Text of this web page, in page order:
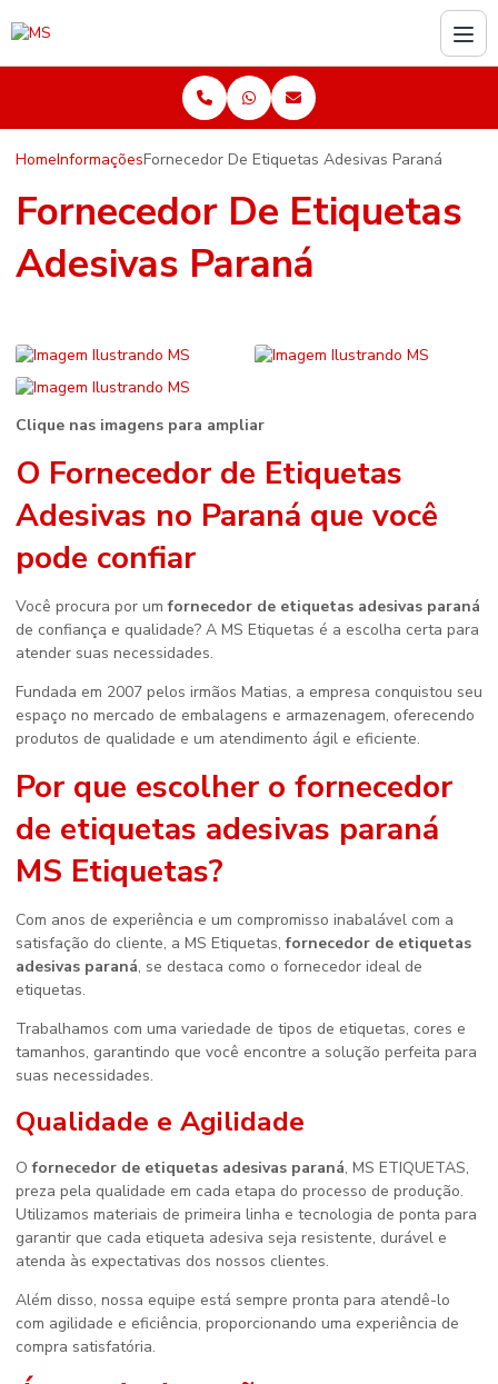
HomeInformaçõesFornecedor De Etiquetas Adesivas Paraná
Fornecedor De Etiquetas
Adesivas Paraná
Clique nas imagens para ampliar
O Fornecedor de Etiquetas
Adesivas no Paraná que você
pode confiar
Você procura por umfornecedor de etiquetas adesivas paraná
de confiança e qualidade? A MS Etiquetas é a escolha certa para
atender suas necessidades.
Fundada em 2007 pelos irmãos Matias, a empresa conquistou seu
espaço no mercado de embalagens e armazenagem, oferecendo
produtos de qualidade e um atendimento ágil e eficiente.
Por que escolher o fornecedor
de etiquetas adesivas paraná
MS Etiquetas?
Com anos de experiência e um compromisso inabalável com a
satisfação do cliente, a MS Etiquetas,fornecedor de etiquetas
adesivas paraná, se destaca como o fornecedor ideal de
etiquetas.
Trabalhamos com uma variedade de tipos de etiquetas, cores e
tamanhos, garantindo que você encontre a solução perfeita para
suas necessidades.
Qualidade e Agilidade
Ofornecedor de etiquetas adesivas paraná, MS ETIQUETAS,
preza pela qualidade em cada etapa do processo de produção.
Utilizamos materiais de primeira linha e tecnologia de ponta para
garantir que cada etiqueta adesiva seja resistente, durável e
atenda às expectativas dos nossos clientes.
Além disso, nossa equipe está sempre pronta para atendê-lo
com agilidade e eficiência, proporcionando uma experiência de
compra satisfatória.